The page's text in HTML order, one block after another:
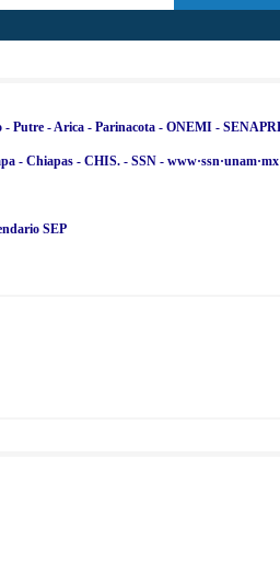
- Chiapas - CHIS. - SSN - www·ssn·unam·mx
SEP